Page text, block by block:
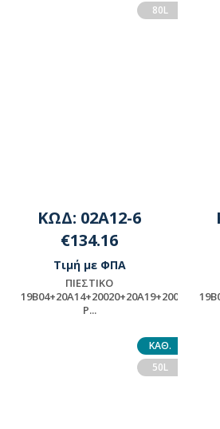
ΔΙΑΘΕΣΙΜΟΤΗΤΑ
80L
ΚΩΔ: 02A12-6
€134.16
Τιμή με ΦΠΑ
ΠΙΕΣΤΙΚΟ
P...
ΠΑΡΑΚΑΛΟΥΜΕ ΓΙΑ
ΔΙΑΘΕΣΙΜΟΤΗΤΑ
ΚΑΘ.
50L